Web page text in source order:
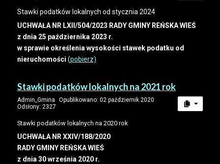
Stawki podatków lokalnych od stycznia 2024
UCHWAŁA NR LXII/504/2023 RADY GMINY REŃSKA WIEŚ
z dnia 25 października 2023 r.
w sprawie określenia wysokości stawek podatku od
nieruchomości (pobierz)
Stawki podatków lokalnych na 2021 rok
Admin_Gmina
Opublikowano: 02 październik 2020
Odsłony: 2327
Stawki podatków lokalnych na 2020 rok
UCHWAŁA NR XXIV/188/2020
RADY GMINY REŃSKA WIEŚ
z dnia 30 września 2020 r.